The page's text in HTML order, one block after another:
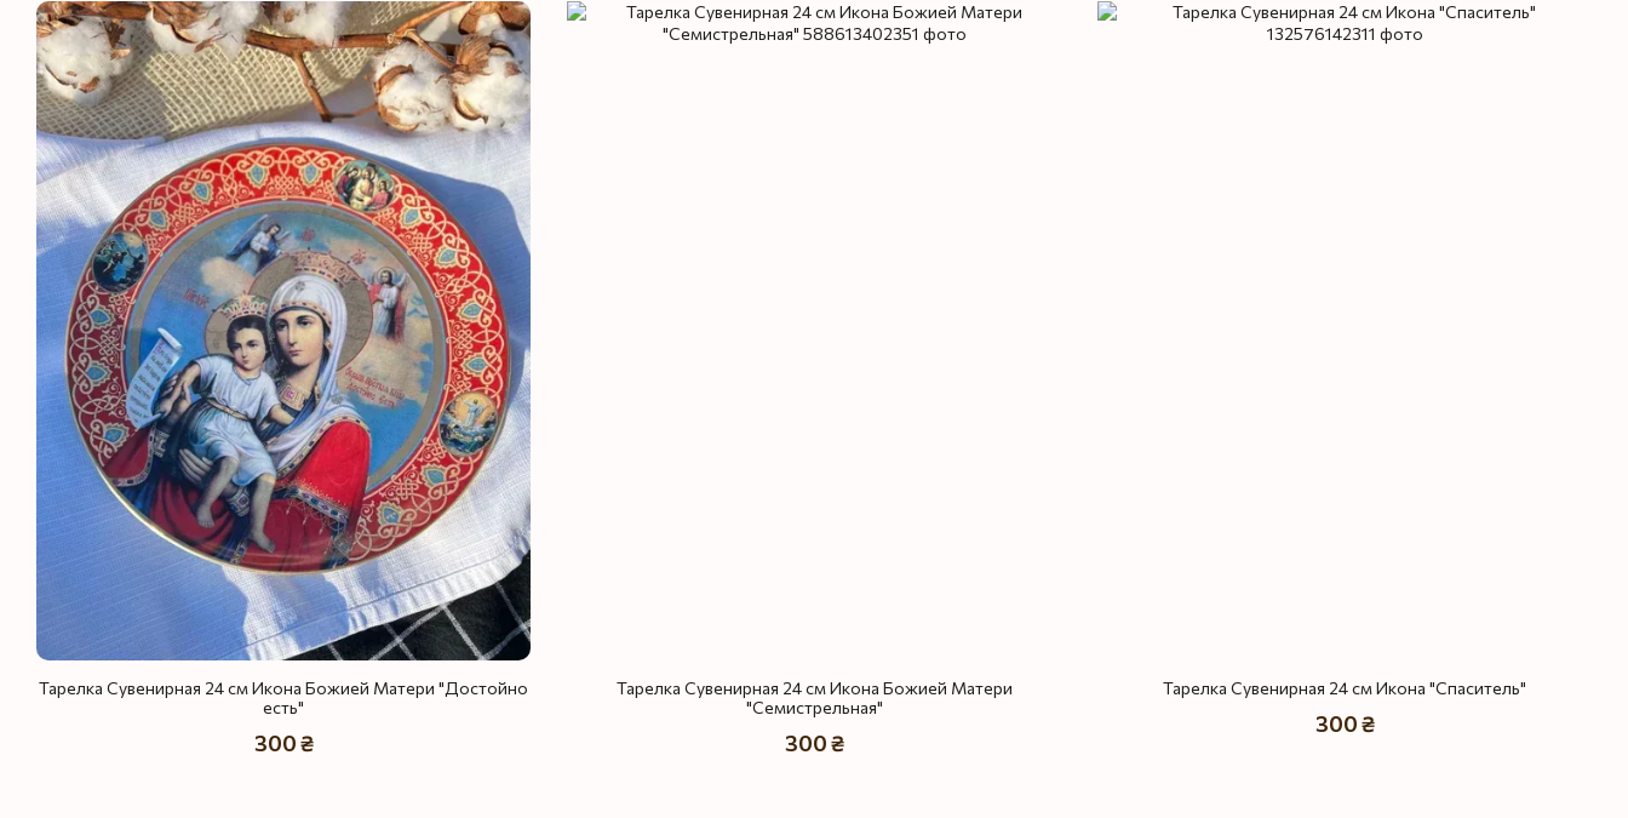
Тарелка Сувенирная 24 см Икона Божией Матери "Достойно
есть"
300 ₴
Тарелка Сувенирная 24 см Икона Божией Матери
"Семистрельная"
300 ₴
Тарелка Сувенирная 24 см Икона "Спаситель"
300 ₴